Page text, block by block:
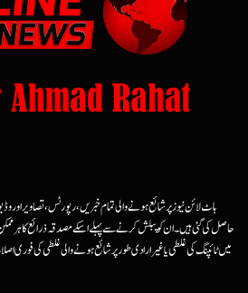
ہاٹ لائن نیوز پر شائع ہونے والی تمام خبریں، رپورٹس، تصاویر اور
حاصل کی گئی ہیں۔ ان کو پبلش کرنے سے پہلے اسکے مصدقہ ذرائع کا
میں ٹائپنگ کی غلطی یا غیرارادی طور پر شائع ہونے والی غلطی کی فوری